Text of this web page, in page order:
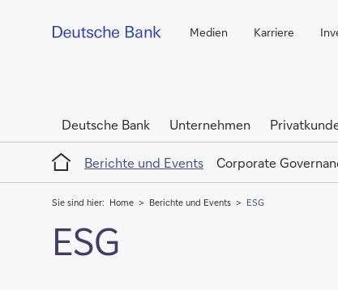
Medien Karriere
Deutsche Bank Unternehmen
Home
Berichte und Events
Corporate
Sie sind hier: Home Berichte und Events ESG
ESG